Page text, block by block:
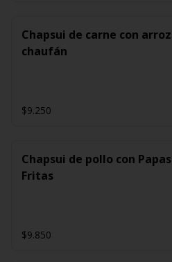
Chapsui de carne con arroz
chaufán
$9.250
Chapsui de pollo con Papas
Fritas
$9.850